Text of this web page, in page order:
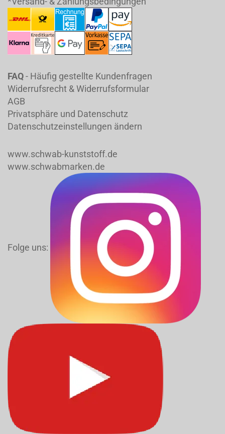
FAQ- Häufig gestellte Kundenfragen
Widerrufsrecht & Widerrufsformular
AGB
Privatsphäre und Datenschutz
Datenschutzeinstellungen ändern
www.schwab-kunststoff.de
www.schwabmarken.de
Folge uns: